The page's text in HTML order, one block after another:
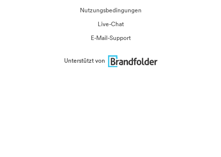
Nutzungsbedingungen
Live-Chat
E-Mail-Support
Unterstützt von